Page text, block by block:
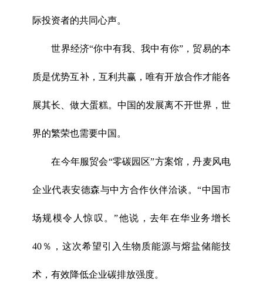
际投资者的共同心声。
世界经济“你中有我、我中有你”，贸易的本
质是优势互补，互利共赢，唯有开放合作才能各
展其长、做大蛋糕。中国的发展离不开世界，世
界的繁荣也需要中国。
在今年服贸会“零碳园区”方案馆，丹麦风电
企业代表安德森与中方合作伙伴洽谈。“中国市
场规模令人惊叹。”他说，去年在华业务增长
40％，这次希望引入生物质能源与熔盐储能技
术，有效降低企业碳排放强度。